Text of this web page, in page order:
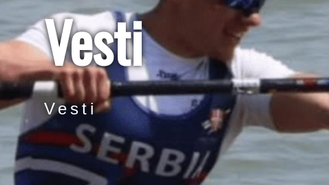
Vesti
Vesti